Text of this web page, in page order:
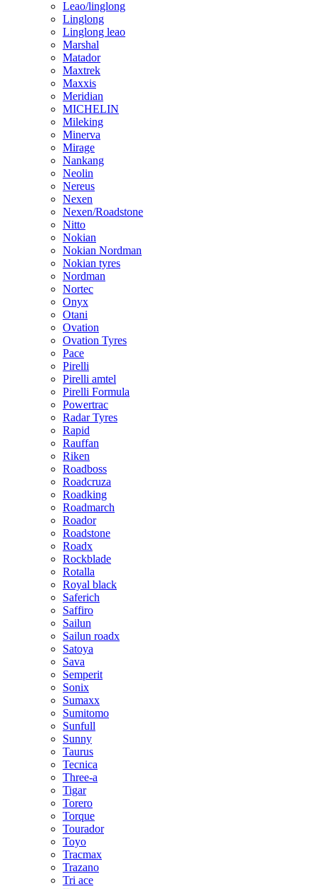
Leao/linglong
Linglong
Linglong leao
Marshal
Matador
Maxtrek
Maxxis
Meridian
MICHELIN
Mileking
Minerva
Mirage
Nankang
Neolin
Nereus
Nexen
Nexen/Roadstone
Nitto
Nokian
Nokian Nordman
Nokian tyres
Nordman
Nortec
Onyx
Otani
Ovation
Ovation Tyres
Pace
Pirelli
Pirelli amtel
Pirelli Formula
Powertrac
Radar Tyres
Rapid
Rauffan
Riken
Roadboss
Roadcruza
Roadking
Roadmarch
Roador
Roadstone
Roadx
Rockblade
Rotalla
Royal black
Saferich
Saffiro
Sailun
Sailun roadx
Satoya
Sava
Semperit
Sonix
Sumaxx
Sumitomo
Sunfull
Sunny
Taurus
Tecnica
Three-a
Tigar
Torero
Torque
Tourador
Toyo
Tracmax
Trazano
Tri ace